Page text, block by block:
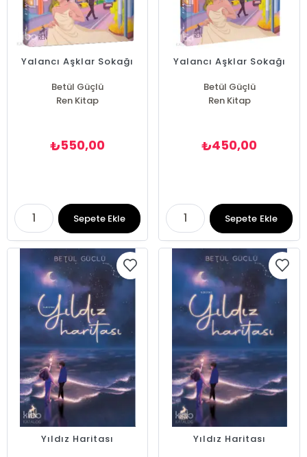
Yalancı Aşklar Sokağı
Betül Güçlü
Ren Kitap
₺550,00
Sepete Ekle
Yalancı Aşklar Sokağı
Betül Güçlü
Ren Kitap
₺450,00
Sepete Ekle
Yıldız Haritası
Yıldız Haritası